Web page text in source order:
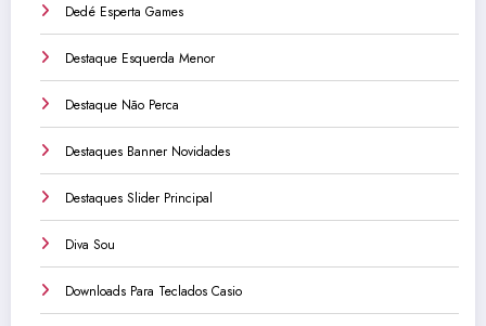
Dedé Esperta Games
Destaque Esquerda Menor
Destaque Não Perca
Destaques Banner Novidades
Destaques Slider Principal
Diva Sou
Downloads Para Teclados Casio